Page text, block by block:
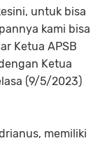
untuk bisa
kami bisa
Ketua APSB
Ketua
(9/5/2023)
memiliki